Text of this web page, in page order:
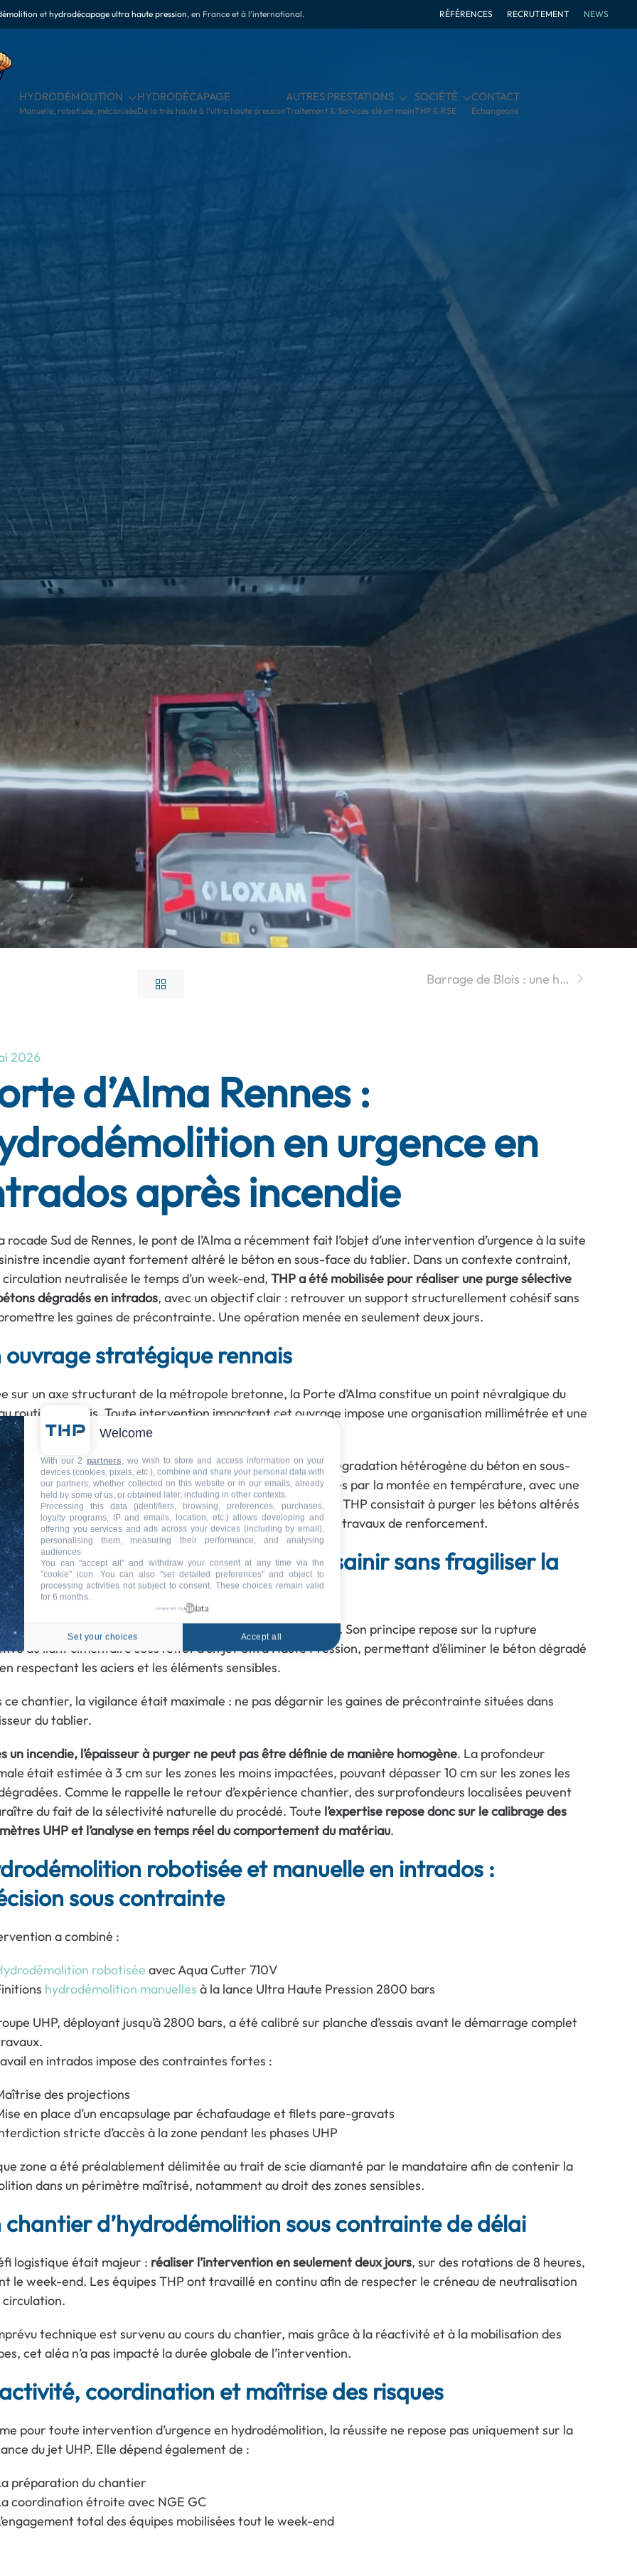
et hydrodécapage ultra haute pression, en France et à l'international. RÉFÉRENCES RECRUTEMENT NEWS
Barrage de Blois : une h…
2026
d’Alma Rennes :
en urgence en
après incendie
rocade Sud de Rennes, le pont de l’Alma a récemment fait l’objet d’une intervention d’urgence à la suite
sinistre incendie ayant fortement altéré le béton en sous-face du tablier. Dans un contexte contraint,
neutralisée le temps d’un week-end, THP a été mobilisée pour réaliser une purge sélective
dégradés en intrados, avec un objectif clair : retrouver un support structurellement cohésif sans
les gaines de précontrainte. Une opération menée en seulement deux jours.
ouvrage stratégique rennais
sur un axe structurant de la métropole bretonne, la Porte d’Alma constitue un point névralgique du
routier rennais. Toute intervention impactant cet ouvrage impose une organisation millimétrée et une
sans faille.
de l’incendie, les inspections ont mis en évidence une dégradation hétérogène du béton en sous-
des zones saines adjacentes à des zones fortement altérées par la montée en température, avec une
significative de résistance mécanique. La mission confiée à THP consistait à purger les bétons altérés
obtention d’un support cohésif, compatible avec les futurs travaux de renforcement.
après incendie : assainir sans fragiliser la
s’imposait comme la technique la plus adaptée. Son principe repose sur la rupture
du liant cimentaire sous l’effet d’un jet Ultra Haute Pression, permettant d’éliminer le béton dégradé
respectant les aciers et les éléments sensibles.
ce chantier, la vigilance était maximale : ne pas dégarnir les gaines de précontrainte situées dans
du tablier.
un incendie, l’épaisseur à purger ne peut pas être définie de manière homogène. La profondeur
était estimée à 3 cm sur les zones les moins impactées, pouvant dépasser 10 cm sur les zones les
Comme le rappelle le retour d’expérience chantier, des surprofondeurs localisées peuvent
du fait de la sélectivité naturelle du procédé. Toute l’expertise repose donc sur le calibrage des
UHP et l’analyse en temps réel du comportement du matériau.
robotisée et manuelle en intrados :
sous contrainte
a combiné :
robotisée avec Aqua Cutter 710V
hydrodémolition manuelles à la lance Ultra Haute Pression 2800 bars
UHP, déployant jusqu’à 2800 bars, a été calibré sur planche d’essais avant le démarrage complet
en intrados impose des contraintes fortes :
des projections
en place d’un encapsulage par échafaudage et filets pare-gravats
stricte d’accès à la zone pendant les phases UHP
zone a été préalablement délimitée au trait de scie diamanté par le mandataire afin de contenir la
dans un périmètre maîtrisé, notamment au droit des zones sensibles.
chantier d’hydrodémolition sous contrainte de délai
logistique était majeur : réaliser l’intervention en seulement deux jours, sur des rotations de 8 heures,
le week-end. Les équipes THP ont travaillé en continu afin de respecter le créneau de neutralisation
circulation.
technique est survenu au cours du chantier, mais grâce à la réactivité et à la mobilisation des
cet aléa n’a pas impacté la durée globale de l’intervention.
coordination et maîtrise des risques
pour toute intervention d’urgence en hydrodémolition, la réussite ne repose pas uniquement sur la
du jet UHP. Elle dépend également de :
préparation du chantier
coordination étroite avec NGE GC
total des équipes mobilisées tout le week-end
Welcome
With our 2 partners , we wish to store and access information on your
devices (cookies, pixels, etc.), combine and share your personal data with
our partners, whether collected on this website or in our emails, already
held by some of us, or obtained later, including in other contexts.
Processing this data (identifiers, browsing, preferences, purchases,
loyalty programs, IP and emails, location, etc.) allows developing and
offering you services and ads across your devices (including by email),
personalising them, measuring their performance, and analysing
audiences.
You can "accept all" and withdraw your consent at any time via the
"cookie" icon. You can also "set detailed preferences" and object to
processing activities not subject to consent. These choices remain valid
for 6 months.
powered by
Set your choices Accept all